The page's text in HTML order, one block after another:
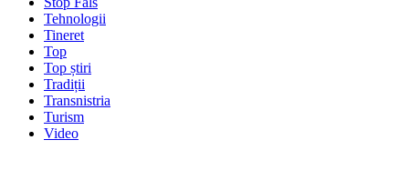
Tehnologii
Tineret
Top
Top știri
Tradiții
Transnistria
Turism
Video